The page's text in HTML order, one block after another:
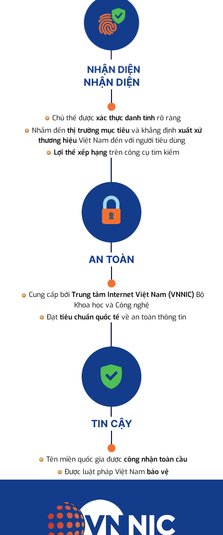
NHẬN DIỆN
Chủ thể được xác thực danh tính rõ ràng
Nhắm đến thị trường mục tiêuvà khẳng định xuất xứ
thương hiệuViệt Nam đến với người tiêu dùng
Lợi thế xếp hạng trên công cụ tìm kiếm
AN TOÀN
Cung cấp bởi Trung tâm Internet Việt Nam (VNNIC) Bộ
Khoa học và Công nghệ
Đạt tiêu chuẩn quốc tế về an toàn thông tin
TIN CẬY
Tên miền quốc gia được công nhận toàn cầu
Được luật pháp Việt Nam bảo vệ